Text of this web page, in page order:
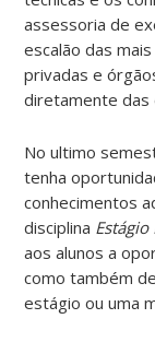
assessoria de
escalão das
privadas e
diretamente das
No ultimo
tenha
conhecimentos
disciplina
aos alunos a
como também
estágio ou uma